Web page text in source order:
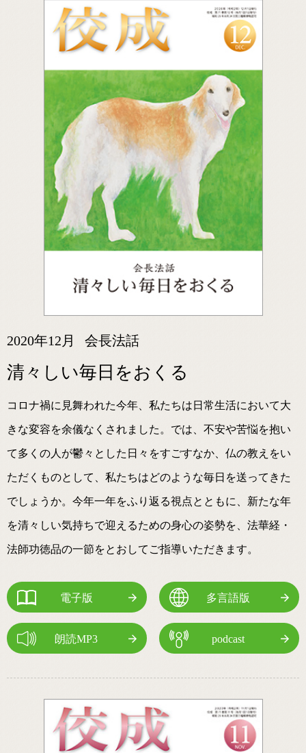
2020年12月 会長法話
清々しい毎日をおくる
コロナ禍に見舞われた今年、私たちは日常生活において大
きな変容を余儀なくされました。では、不安や苦悩を抱い
て多くの人が鬱々とした日々をすごすなか、仏の教えをい
ただくものとして、私たちはどのような毎日を送ってきた
でしょうか。今年一年をふり返る視点とともに、新たな年
を清々しい気持ちで迎えるための身心の姿勢を、法華経・
法師功徳品の一節をとおしてご指導いただきます。
電子版 多言語版
朗読MP3 podcast